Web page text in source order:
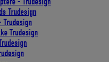
Trudesign
Trudesign